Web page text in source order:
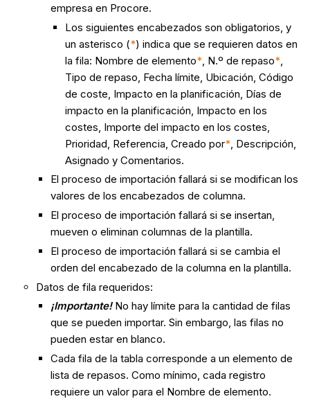
empresa en Procore.
Los siguientes encabezados son obligatorios, y
un asterisco (*) indica que se requieren datos en
la fila: Nombre de elemento* , N.º de repaso*
Tipo de repaso, Fecha límite, Ubicación, Código
de coste, Impacto en la planificación, Días de
impacto en la planificación, Impacto en los
costes, Importe del impacto en los costes,
Prioridad, Referencia, Creado por* , Descripción,
Asignado y Comentarios.
El proceso de importación fallará si se modifican los
valores de los encabezados de columna.
El proceso de importación fallará si se insertan,
mueven o eliminan columnas de la plantilla.
El proceso de importación fallará si se cambia el
orden del encabezado de la columna en la plantilla.
Datos de fila requeridos:
¡Importante! No hay límite para la cantidad de filas
que se pueden importar. Sin embargo, las filas no
pueden estar en blanco.
Cada fila de la tabla corresponde a un elemento de
lista de repasos. Como mínimo, cada registro
requiere un valor para el Nombre de elemento.